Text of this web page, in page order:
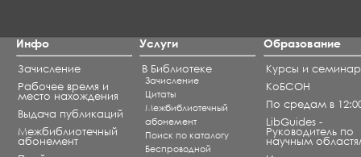
Инфо
Зачисление
Рабочее время и
место нахождения
Выдача публикаций
Межбиблиотечный
абонемент
Услуги
В Библиотеке
Зачисление
Цитаты
Межбиблиотечный
абонемент
Поиск по каталогу
Беспроводной
Образование
Курсы и
КоБСОН
По средам в
LibGuides -
Руководитель по
научным